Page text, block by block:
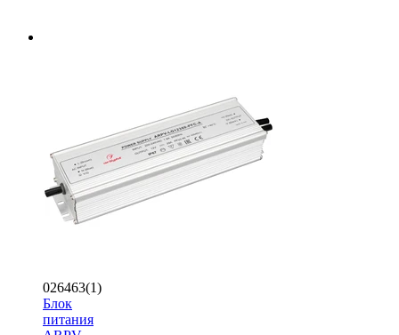
026463(1)
Блок
питания